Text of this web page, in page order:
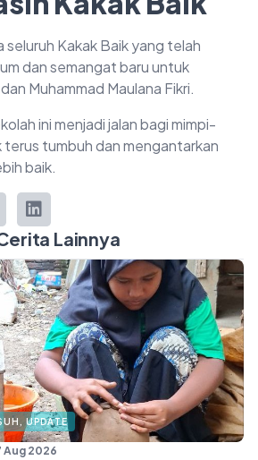
seluruh Kakak Baik yang telah
dan semangat baru untuk
Muhammad Maulana Fikri.
ini menjadi jalan bagi mimpi-
terus tumbuh dan mengantarkan
baik.
Lainnya
, UPDATE
Aug 2026